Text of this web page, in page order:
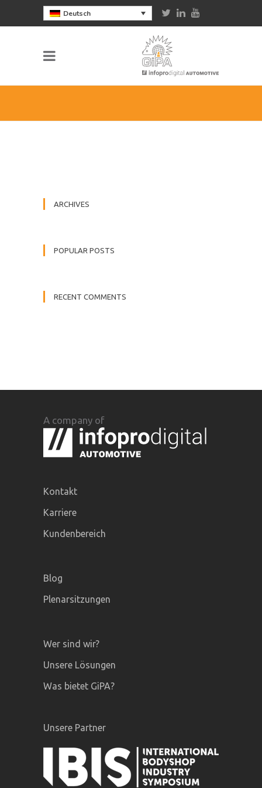
Deutsch
ARCHIVES
POPULAR POSTS
RECENT COMMENTS
A company of
Kontakt
Karriere
Kundenbereich
Blog
Plenarsitzungen
Wer sind wir?
Unsere Lösungen
Was bietet GiPA?
Unsere Partner